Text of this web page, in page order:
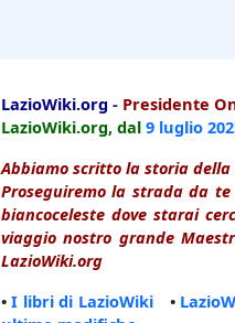
LazioWiki.org - Presidente
LazioWiki.org, dal 9 luglio
Abbiamo scritto la storia
Proseguiremo la strada da
biancoceleste dove starai
viaggio nostro grande
LazioWiki.org
•I libri di LazioWiki•